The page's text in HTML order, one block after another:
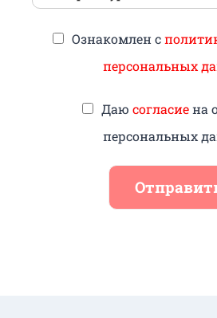
Ознакомлен с
персональных
Даю согласиена
персональных